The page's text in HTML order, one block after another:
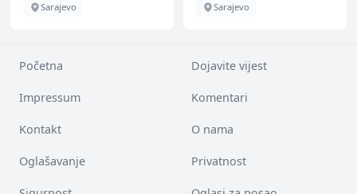
Sarajevo Sarajevo
Početna Dojavite vijest
Impressum Komentari
Kontakt O nama
Oglašavanje Privatnost